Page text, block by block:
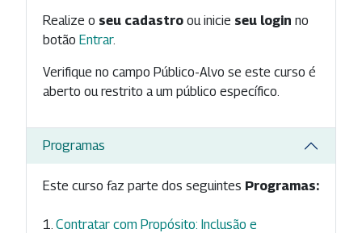
Realize o seu cadastro ou inicie seu login no
botão Entrar.
Verifique no campo Público-Alvo se este curso é
aberto ou restrito a um público específico.
Programas
Este curso faz parte dos seguintes Programas:
Contratar com Propósito: Inclusão e